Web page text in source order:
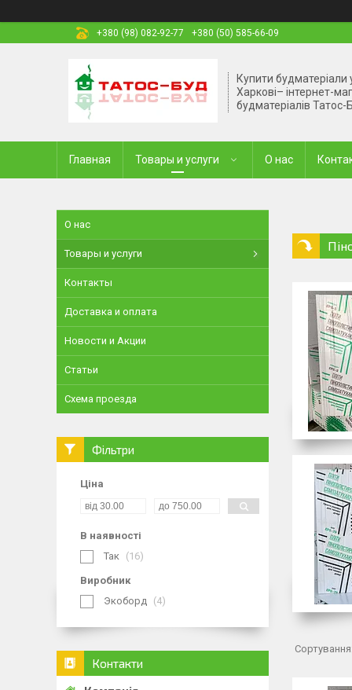
+380 (98) 082-92-77
+380 (50) 585-66-09
Купити будматеріали
Харкові– інтернет-
будматеріалів Татос-
Главная Товары и услуги О нас
О нас
Товары и услуги
Контакты
Доставка и оплата
Новости и Акции
Статьи
Схема проезда
Фільтри
Ціна
В наявності
Так
16
Виробник
Экоборд
4
Контакти